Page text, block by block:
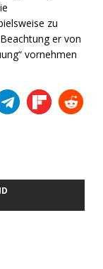
zu
er von
vornehmen